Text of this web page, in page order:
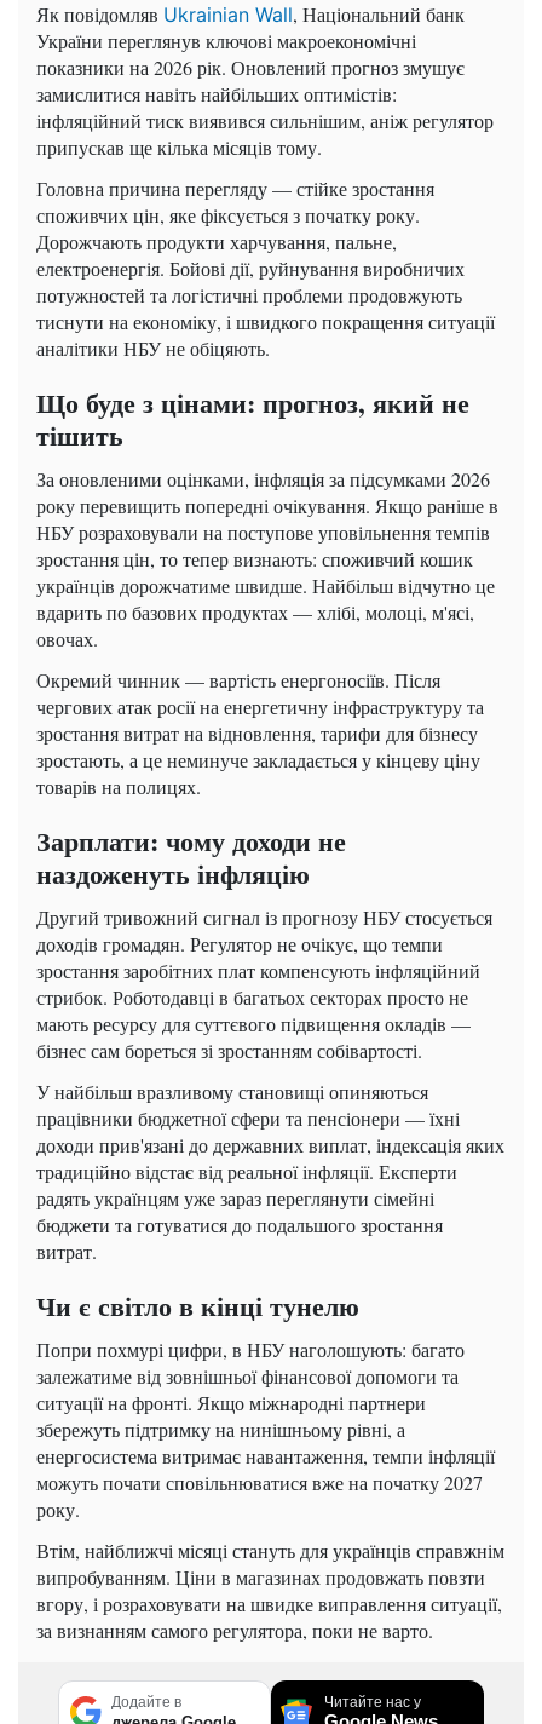
Як повідомляв Ukrainian Wall, Національний банк
України переглянув ключові макроекономічні
показники на 2026 рік. Оновлений прогноз змушує
замислитися навіть найбільших оптимістів:
інфляційний тиск виявився сильнішим, аніж регулятор
припускав ще кілька місяців тому.
Головна причина перегляду — стійке зростання
споживчих цін, яке фіксується з початку року.
Дорожчають продукти харчування, пальне,
електроенергія. Бойові дії, руйнування виробничих
потужностей та логістичні проблеми продовжують
тиснути на економіку, і швидкого покращення ситуації
аналітики НБУ не обіцяють.
Що буде з цінами: прогноз, який не
тішить
За оновленими оцінками, інфляція за підсумками 2026
року перевищить попередні очікування. Якщо раніше в
НБУ розраховували на поступове уповільнення темпів
зростання цін, то тепер визнають: споживчий кошик
українців дорожчатиме швидше. Найбільш відчутно це
вдарить по базових продуктах — хлібі, молоці, м'ясі,
овочах.
Окремий чинник — вартість енергоносіїв. Після
чергових атак росії на енергетичну інфраструктуру та
зростання витрат на відновлення, тарифи для бізнесу
зростають, а це неминуче закладається у кінцеву ціну
товарів на полицях.
Зарплати: чому доходи не
наздоженуть інфляцію
Другий тривожний сигнал із прогнозу НБУ стосується
доходів громадян. Регулятор не очікує, що темпи
зростання заробітних плат компенсують інфляційний
стрибок. Роботодавці в багатьох секторах просто не
мають ресурсу для суттєвого підвищення окладів —
бізнес сам бореться зі зростанням собівартості.
У найбільш вразливому становищі опиняються
працівники бюджетної сфери та пенсіонери — їхні
доходи прив'язані до державних виплат, індексація яких
традиційно відстає від реальної інфляції. Експерти
радять українцям уже зараз переглянути сімейні
бюджети та готуватися до подальшого зростання
витрат.
Чи є світло в кінці тунелю
Попри похмурі цифри, в НБУ наголошують: багато
залежатиме від зовнішньої фінансової допомоги та
ситуації на фронті. Якщо міжнародні партнери
збережуть підтримку на нинішньому рівні, а
енергосистема витримає навантаження, темпи інфляції
можуть почати сповільнюватися вже на початку 2027
року.
Втім, найближчі місяці стануть для українців справжнім
випробуванням. Ціни в магазинах продовжать повзти
вгору, і розраховувати на швидке виправлення ситуації,
за визнанням самого регулятора, поки не варто.
Додайте в Читайте нас у